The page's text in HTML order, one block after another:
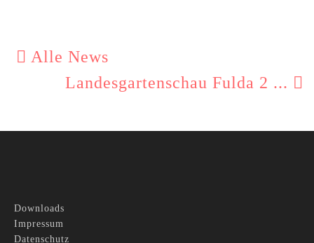
Alle News
Landesgartenschau Fulda 2 ...
Downloads
Impressum
Datenschutz